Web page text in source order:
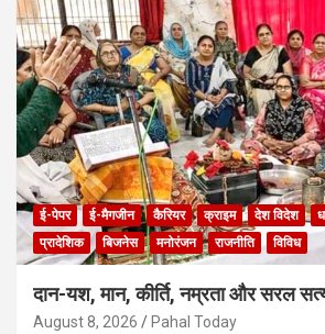
ई-पेपर ई-मैगजीन कैरियर क्राइम देश विदेश
प्रादेशिक
बिजनेस मनोरंजन राजनीति विविध
दान-यश, मान, कीर्ति, नम्रता और सरल
August 8, 2026 Pahal Today